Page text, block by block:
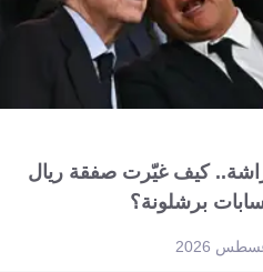
كيف غيّرت صفقة ريال
برشلونة؟